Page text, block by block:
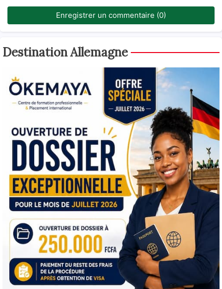
Enregistrer un commentaire (0)
Destination Allemagne